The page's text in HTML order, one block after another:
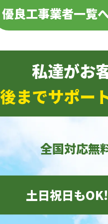
優良工事業者一覧
私達がお
までサポー
全国対応無
土日祝日も